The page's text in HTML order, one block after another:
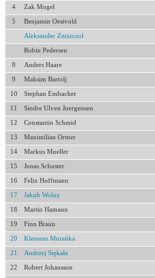
4 Zak Mogel
5 Benjamin Oestvold
Aleksander Zniszczoł
Robin Pedersen
8 Anders Haare
9 Maksim Bartolj
10 Stephan Embacher
11 Sindre Ulven Joergensen
12 Constantin Schmid
13 Maximilian Ortner
14 Markus Mueller
15 Jonas Schuster
16 Felix Hoffmann
17 Jakub Wolny
18 Martin Hamann
19 Finn Braun
20 Klemens Murańka
21 Andrzej Stękała
22 Robert Johansson